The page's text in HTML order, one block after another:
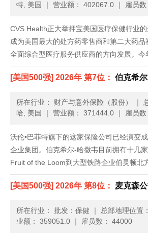
特, 美国
｜ 营业额： 402067.0 ｜ 雇员
CVS Health正大举押宝美国医疗保健行业
成为美国最大的处方药零售商和第二大药
全面综合型医疗服务供应商的方向发展。今
出资127亿美元收购了Omnicare，发展路
是一家医药快递公司，也帮助养老院管......
[美国500强] 2026年 第7位： 伯克希
所在行业： 财产与意外保险（股份） ｜
哈, 美国
｜ 营业额： 371444.0 ｜ 雇员
沃伦•巴菲特旗下的这家保险公司已经演变
企业集团。伯克希尔-哈撒韦目前拥有十几
Fruit of the Loom到大型铁路企业伯灵顿北
体量庞大，但伯克希尔-哈撒韦的收入增速
济。通过与巴西投资公司3G资本联手，它
[美国500强] 2026年 第8位： 麦克森
所在行业： 批发：保健 ｜ 总部地理位置
业额： 359051.0 ｜ 雇员数： 44000